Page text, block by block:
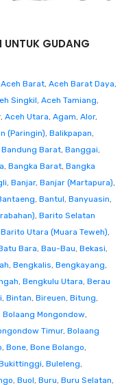
UNTUK GUDANG
Aceh Barat, Aceh Barat Daya,
Singkil, Aceh Tamiang,
, Aceh Utara, Agam, Alor,
(Paringin), Balikpapan,
Bandung Barat, Banggai,
, Bangka Barat, Bangka
, Banjar, Banjar (Martapura),
, Bantul, Banyuasin,
, Barito Selatan
Barito Utara (Muara Teweh),
Bara, Bau-Bau, Bekasi,
, Bengkalis, Bengkayang,
, Bengkulu Utara, Berau
, Bintan, Bireuen, Bitung,
Bolaang Mongondow,
Timur, Bolaang
, Bone, Bone Bolango,
, Buleleng,
, Buol, Buru, Buru Selatan,